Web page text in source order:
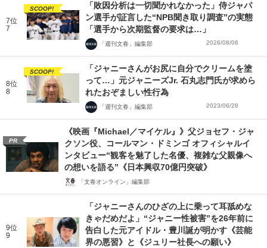
7位
7
SCOOP!
「敗因分析は一切聞かれなかった」侍ジャパ
ン選手が証言した“NPB聞き取り調査”の実態
「選手から次期監督の要求は…」
「週刊文春」編集部 2026/08/06
8位
8
SCOOP!
「ジャニーさんがお尻に自分でクリームを塗
って…」元ジャニーズJr. 石丸志門氏が求めら
れたおぞましい性行為
「週刊文春」編集部 2023/06/28
PR
《映画『Michael／マイケル』》父ジョセフ・ジャ
クソン役、コールマン・ドミンゴ オフィシャルイ
ンタビュー“観客を魅了した名優、複雑な父親像へ
の想いを語る”《日本興収70億円突破》
「文春オンライン」編集部
9位
9
「ジャニーさんのひざの上に乗って耳舐めな
きゃだめだよ」“ジャニー性被害”を26年前に
告白した元アイドル・豊川誕が明かす《芸能
界の悪習》と《ジュリー社長への願い》